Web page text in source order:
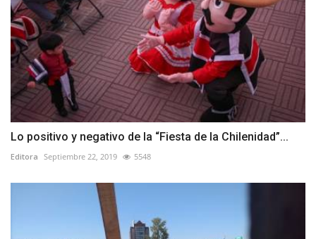
Lo positivo y negativo de la “Fiesta de la Chilenidad”...
Editora Septiembre 22, 2019 5548